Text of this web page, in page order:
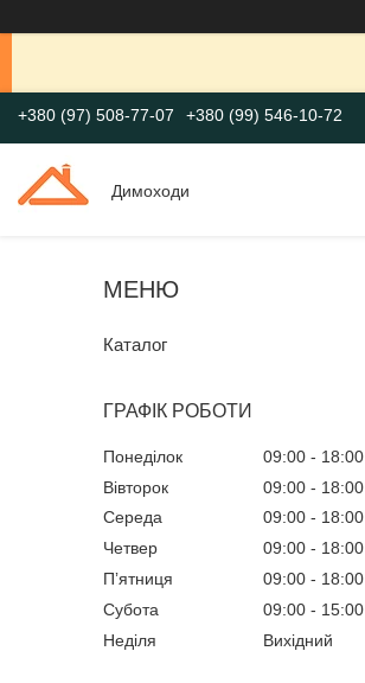
+380 (97) 508-77-07 +380 (99) 546-10-72
Димоходи
Каталог
ГРАФІК РОБОТИ
Понеділок 09:00
18:00
Вівторок
09:00
18:00
Середа
09:00
18:00
Четвер
09:00
18:00
Пʼятниця
09:00
18:00
Субота
09:00
15:00
Неділя
Вихідний